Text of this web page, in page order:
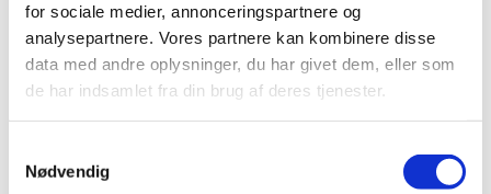
for sociale medier, annonceringspartnere og
analysepartnere. Vores partnere kan kombinere disse
data med andre oplysninger, du har givet dem, eller som
de har indsamlet fra din brug af deres tjenester.
Nødvendig
Vel mødt til en hyggelig og højtidelig stund i vor gamle
kirke.